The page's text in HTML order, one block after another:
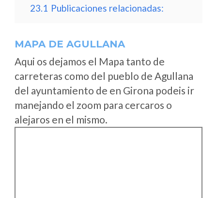
23.1 Publicaciones relacionadas:
MAPA DE AGULLANA
Aqui os dejamos el Mapa tanto de
carreteras como del pueblo de Agullana
del ayuntamiento de en Girona podeis ir
manejando el zoom para cercaros o
alejaros en el mismo.